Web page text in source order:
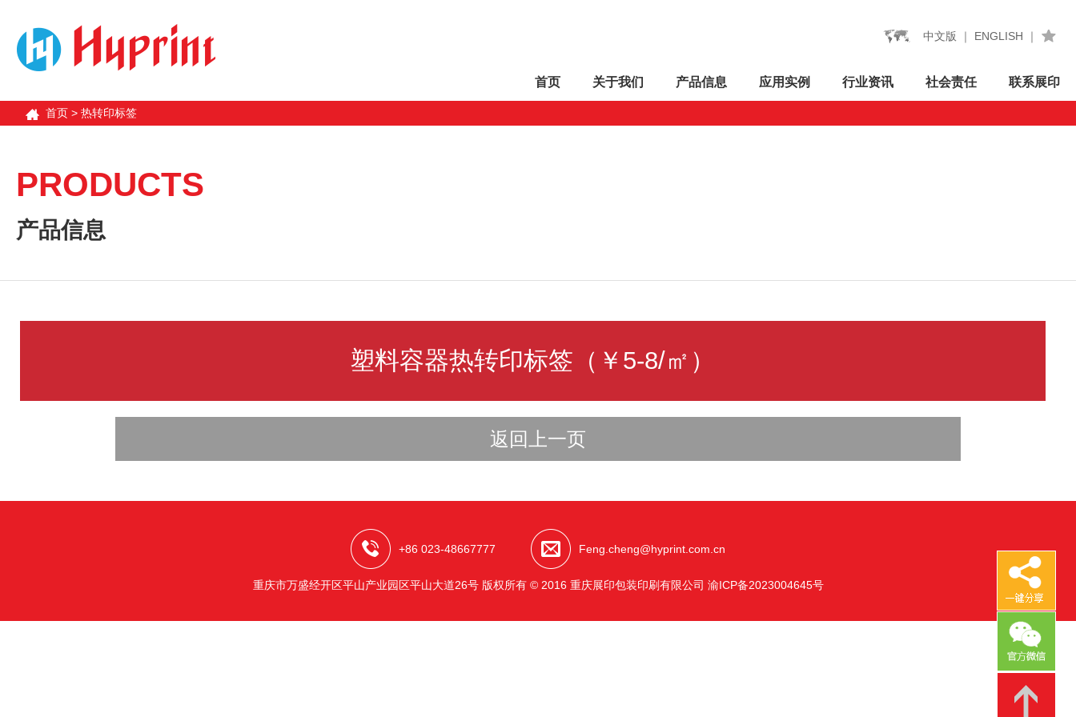
中文版 ｜ ENGLISH ｜
首页 关于我们 产品信息 应用实例 行业资讯 社会责任 联系展印
首页> 热转印标签
PRODUCTS
产品信息
塑料容器热转印标签（￥5-8/㎡）
返回上一页
+86 023-48667777 Feng.cheng@hyprint.com.cn
重庆市万盛经开区平山产业园区平山大道26号 版权所有 © 2016 重庆展印包装印刷有限公司 渝ICP备2023004645号